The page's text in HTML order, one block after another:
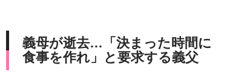
義母が逝去…「決まった時間に
食事を作れ」と要求する義父